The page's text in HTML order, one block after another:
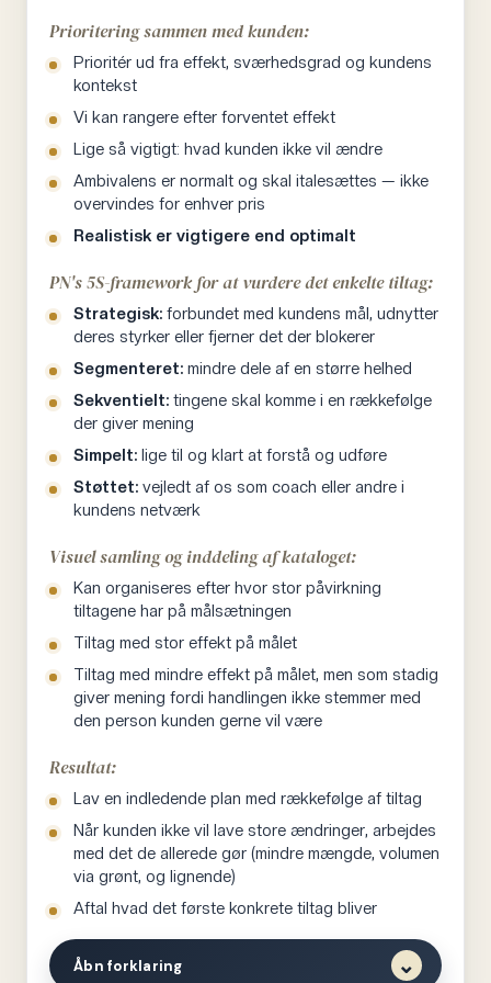
Fra dårligst til bedst:
Verbal genfortælling fra hukommelsen →
Billeder/noter efter hvert måltid → App-
tracking uden afvejning → App-tracking
med billede-baseret AI-estimat →App-
tracking med afvejning i gram
Jo mere i tvivl kunden er om hvor deres overflødige
kalorier kommer fra, jo længere op ad skalaen skal vi
bevæge os. Der er rigtig mange skjulte kalorier man
ikke ser, hvis man ikke vejer.
En særlig kategori er kunder der kommer ind med
oplevelsen af "jeg kan ikke tabe mig, jeg har skåret alt
væk". Hvis de ikke har prøvet at tracke, er det det
første vi får dem til — ikke for evigt, men som en test.
Rigtig mange bliver overrasket over hvad et reelt
regnskab viser. Det er ikke fordi de lyver. Det er fordi
mavefornemmelsen og det faktiske kalorieindtag
sjældent matcher.
VORES ADFÆRD I DENNE FASE
Når vi når igennem dataindsamlingen, står vi med en
hel del information. Det afgørende er at vi sætter os
ind i hvad kunden selv mener er vigtigt — det kan
opbygge relation. Vores overordnede spørgsmål er:
hvad betyder mest for dem, og hvor klar, villig og i
stand til er de til at lave både en specifik forandring
I denne fase er vores adfærd som coach lige så
vigtig som hvad vi får at vide. Vi udviser empati og
Prioritering sammen med kunden:
Prioritér ud fra effekt, sværhedsgrad og kundens
kontekst
Vi kan rangere efter forventet effekt
Lige så vigtigt: hvad kunden ikke vil ændre
Ambivalens er normalt og skal italesættes — ikke
overvindes for enhver pris
Realistisk er vigtigere end optimalt
PN's 5S-framework for at vurdere det enkelte tiltag:
Strategisk: forbundet med kundens mål, udnytter
deres styrker eller fjerner det der blokerer
Segmenteret: mindre dele af en større helhed
Sekventielt: tingene skal komme i en rækkefølge
der giver mening
Simpelt: lige til og klart at forstå og udføre
Støttet: vejledt af os som coach eller andre i
kundens netværk
Visuel samling og inddeling af kataloget:
Kan organiseres efter hvor stor påvirkning
tiltagene har på målsætningen
Tiltag med stor effekt på målet
Tiltag med mindre effekt på målet, men som stadig
giver mening fordi handlingen ikke stemmer med
den person kunden gerne vil være
Resultat:
Lav en indledende plan med rækkefølge af tiltag
Når kunden ikke vil lave store ændringer, arbejdes
med det de allerede gør (mindre mængde, volumen
via grønt, og lignende)
Aftal hvad det første konkrete tiltag bliver
Åbn forklaring ⌄